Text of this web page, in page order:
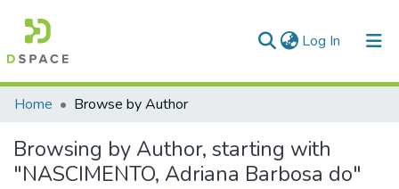
Log In (current)
Communities & Collections
All of DSpace
Home Browse by Author
Browsing by Author, starting with
"NASCIMENTO, Adriana Barbosa do"